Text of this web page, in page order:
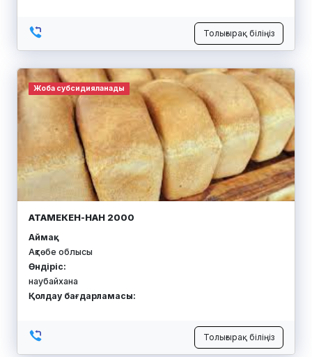
Толығырақ біліңіз
Жоба субсидияланады
АТАМЕКЕН-НАН 2000
Аймақ:
Ақтөбе облысы
Өндіріс:
наубайхана
Қолдау бағдарламасы:
Толығырақ біліңіз